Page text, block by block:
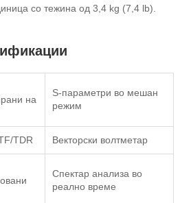
со тежина од 3,4 kg (7,4 lb).
на
S-параметри во мешан
режим
TDR Векторски волтметар
Спектар анализа во
реално време